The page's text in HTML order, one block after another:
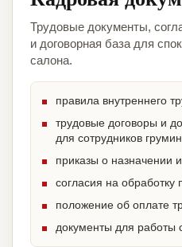
Трудовые документы,
и договорная база для
салона.
правила внутреннего
трудовые договоры и
для сотрудников
приказы о назначении
согласия на
положение об оплате
документы для работы